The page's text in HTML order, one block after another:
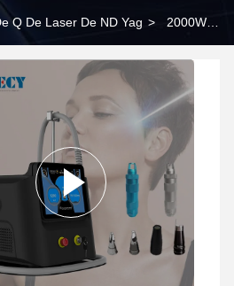
Q De Laser De ND Yag > 2000W Q